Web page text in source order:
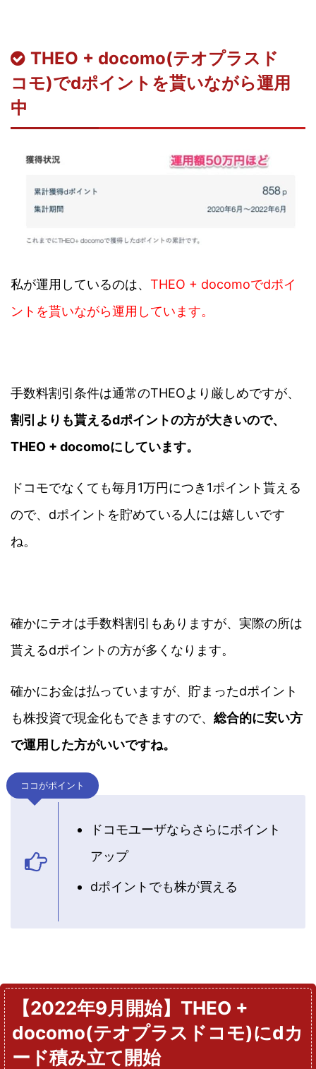
THEO + docomo(テオプラスド
コモ)でdポイントを貰いながら運用
中
私が運用しているのは、 THEO + docomoでdポイ
ントを貰いながら運用しています。
手数料割引条件は通常のTHEOより厳しめですが、
割引よりも貰えるdポイントの方が大きいので、
THEO + docomoにしています。
ドコモでなくても毎月1万円につき1ポイント貰える
ので、dポイントを貯めている人には嬉しいです
ね。
確かにテオは手数料割引もありますが、実際の所は
貰えるdポイントの方が多くなります。
確かにお金は払っていますが、貯まったdポイント
も株投資で現金化もできますので、 総合的に安い方
で運用した方がいいですね。
ココがポイント
ドコモユーザならさらにポイント
アップ
dポイントでも株が買える
【2022年9月開始】THEO +
docomo(テオプラスドコモ)にdカ
ード積み立て開始